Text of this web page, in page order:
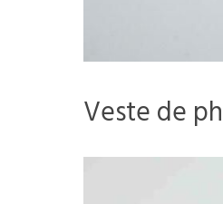
Veste de